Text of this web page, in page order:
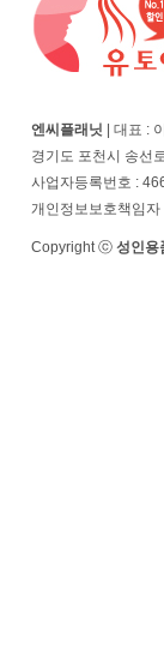
엔씨플래닛 | 대표 :
경기도 포천시 송선
사업자등록번호 :
개인정보보호책임
Copyright ⓒ 성인용